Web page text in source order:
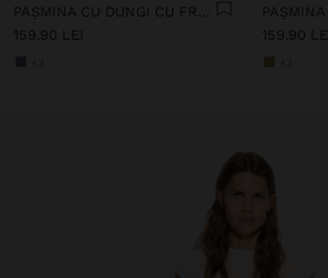
PAȘMINA CU DUNGI CU FRANJURI 100% IN
159.90 LEI
159.90 LEI